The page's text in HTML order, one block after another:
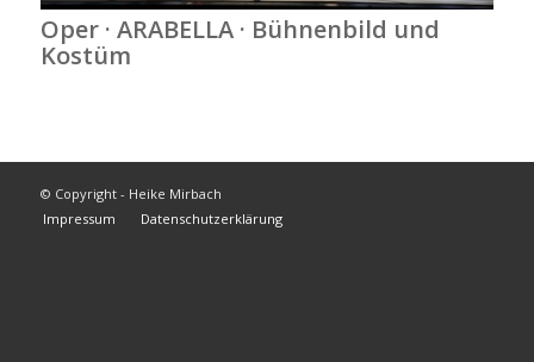
Oper · ARABELLA · Bühnenbild und
Kostüm
© Copyright - Heike Mirbach
Impressum
Datenschutzerklärung